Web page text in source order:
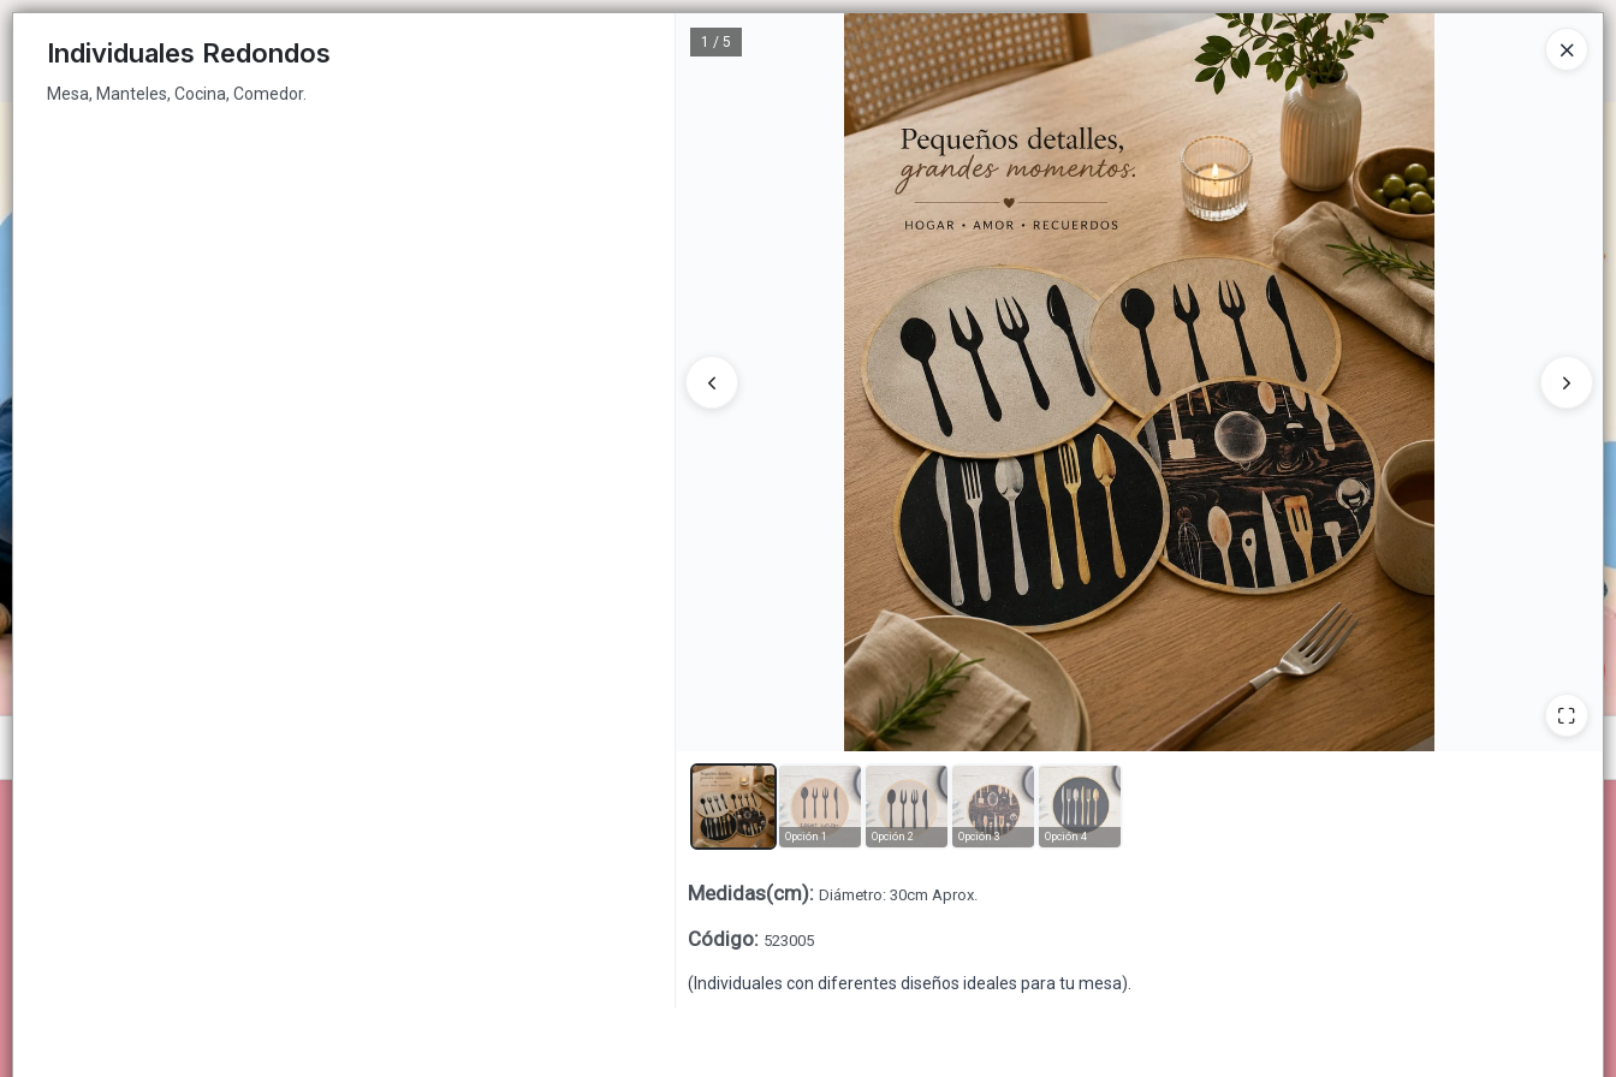
Mesa, Manteles, Cocina, Comedor.
Individuales Redondos
Mesa, Manteles, Cocina, Comedor.
1 / 5
Opción 1 Opción 2 Opción 3 Opción 4
Medidas(cm): Diámetro: 30cm Aprox.
Código: 523005
(Individuales con diferentes diseños ideales para tu mesa).
Ingresar a la Tienda
CÓMO COMPRAR QUIÉNES SOMOS CONTACTO